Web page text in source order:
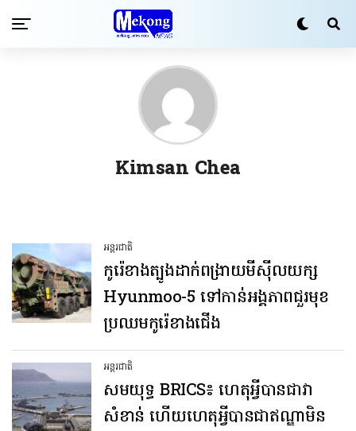
Kimsan Chea
អន្តរជាតិ
កូរ៉េខាងត្បូង​ដាក់ពង្រាយ​មីស៊ីល​យក្ស
Hyunmoo-5 ទៅកាន់​អង្គភាព​ជួរមុខ
ប្រឈមកូរ៉េខាងជើង
អន្តរជាតិ
សមយុទ្ធ BRICS៖ ហេតុអ្វីបានជាវា
សំខាន់ ហើយហេតុអ្វីបានជាឥណ្ឌាមិន